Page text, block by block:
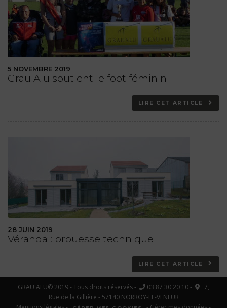
5 NOVEMBRE 2019
Grau Alu soutient le foot féminin
LIRE CET ARTICLE
28 JUIN 2019
Véranda : prouesse technique
LIRE CET ARTICLE
GRAU ALU© 2019 - Tous droits réservés - 03 87 30 20 10 -
7,
Rue de la Gillière - 57140 NORROY-LE-VENEUR